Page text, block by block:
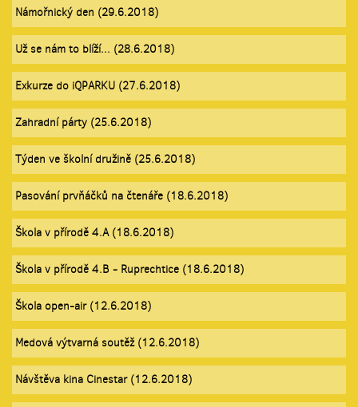
Námořnický den (29.6.2018)
Už se nám to blíží... (28.6.2018)
Exkurze do iQPARKU (27.6.2018)
Zahradní párty (25.6.2018)
Týden ve školní družině (25.6.2018)
Pasování prvňáčků na čtenáře (18.6.2018)
Škola v přírodě 4.A (18.6.2018)
Škola v přírodě 4.B - Ruprechtice (18.6.2018)
Škola open-air (12.6.2018)
Medová výtvarná soutěž (12.6.2018)
Návštěva kina Cinestar (12.6.2018)